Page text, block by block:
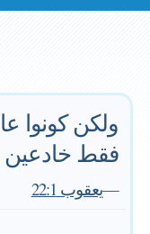
ولكن كونوا
فقط
—يعقوب 22:1